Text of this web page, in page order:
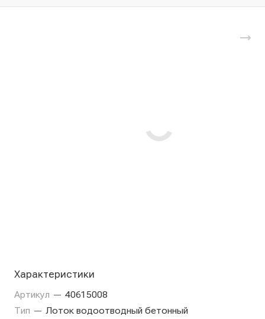
Характеристики
Артикул — 40615008
Тип — Лоток водоотводный бетонный